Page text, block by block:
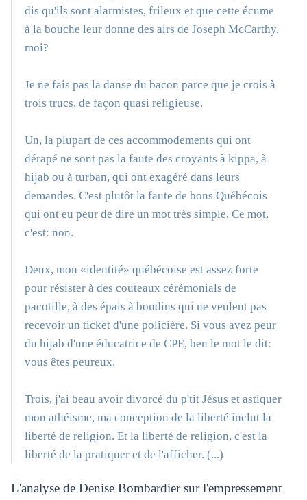
dis qu'ils sont alarmistes, frileux et que cette écume
à la bouche leur donne des airs de Joseph McCarthy,
moi?
Je ne fais pas la danse du bacon parce que je crois à
trois trucs, de façon quasi religieuse.
Un, la plupart de ces accommodements qui ont
dérapé ne sont pas la faute des croyants à kippa, à
hijab ou à turban, qui ont exagéré dans leurs
demandes. C'est plutôt la faute de bons Québécois
qui ont eu peur de dire un mot très simple. Ce mot,
c'est: non.
Deux, mon «identité» québécoise est assez forte
pour résister à des couteaux cérémonials de
pacotille, à des épais à boudins qui ne veulent pas
recevoir un ticket d'une policière. Si vous avez peur
du hijab d'une éducatrice de CPE, ben le mot le dit:
vous êtes peureux.
Trois, j'ai beau avoir divorcé du p'tit Jésus et astiquer
mon athéisme, ma conception de la liberté inclut la
liberté de religion. Et la liberté de religion, c'est la
liberté de la pratiquer et de l'afficher. (...)
L'analyse de Denise Bombardier sur l'empressement